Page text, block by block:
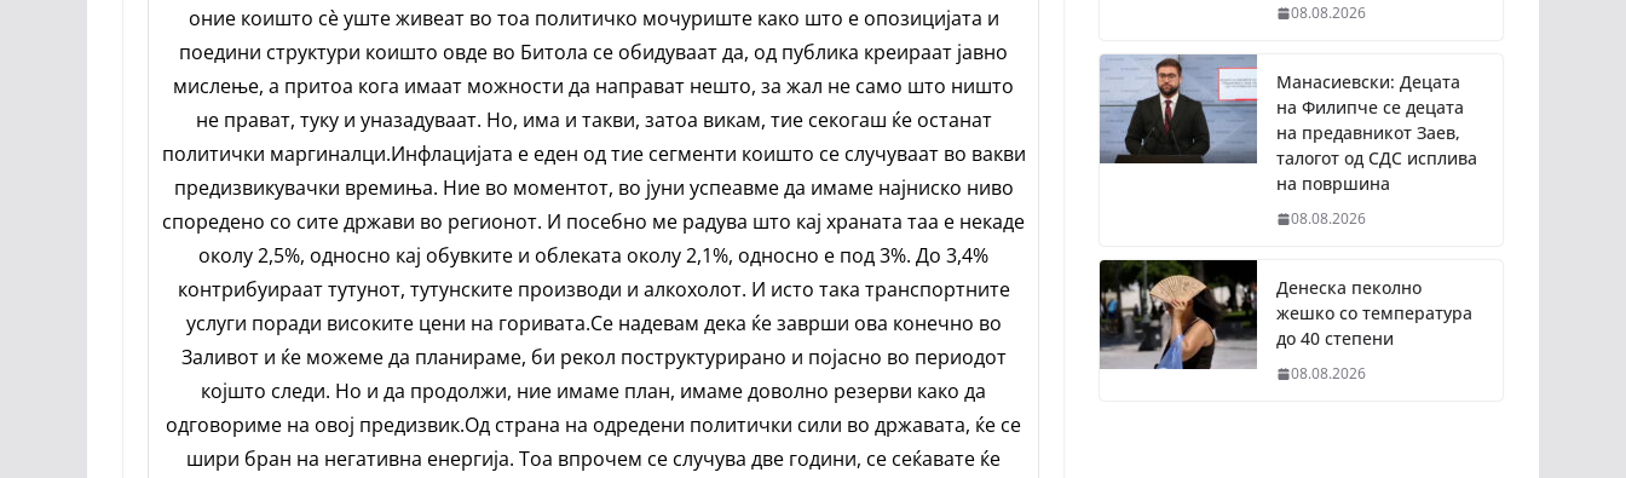
оние коишто сè уште живеат во тоа политичко мочуриште како што е опозицијата и
поедини структури коишто овде во Битола се обидуваат да, од публика креираат јавно
мислење, а притоа кога имаат можности да направат нешто, за жал не само што ништо
не прават, туку и уназадуваат. Но, има и такви, затоа викам, тие секогаш ќе останат
политички маргиналци.Инфлацијата е еден од тие сегменти коишто се случуваат во вакви
предизвикувачки времиња. Ние во моментот, во јуни успеавме да имаме најниско ниво
споредено со сите држави во регионот. И посебно ме радува што кај храната таа е некаде
околу 2,5%, односно кај обувките и облеката околу 2,1%, односно е под 3%. До 3,4%
контрибуираат тутунот, тутунските производи и алкохолот. И исто така транспортните
услуги поради високите цени на горивата.Се надевам дека ќе заврши ова конечно во
Заливот и ќе можеме да планираме, би рекол поструктурирано и појасно во периодот
којшто следи. Но и да продолжи, ние имаме план, имаме доволно резерви како да
одговориме на овој предизвик.Од страна на одредени политички сили во државата, ќе се
шири бран на негативна енергија. Тоа впрочем се случува две години, се сеќавате ќе
08.08.2026
Манасиевски: Децата
на Филипче се децата
на предавникот Заев,
талогот од СДС исплива
на површина
08.08.2026
Денеска пеколно
жешко со температура
до 40 степени
08.08.2026